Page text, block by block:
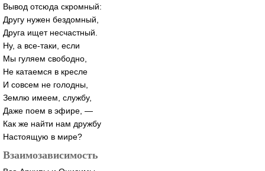
Вывод отсюда скромный:
Другу нужен бездомный,
Друга ищет несчастный.
Ну, а все-таки , если
Мы гуляем свободно,
Не катаемся в кресле
И совсем не голодны,
Землю имеем, службу,
Даже поем в эфире, —
Как же найти нам дружбу
Настоящую в мире?
Взаимозависимость